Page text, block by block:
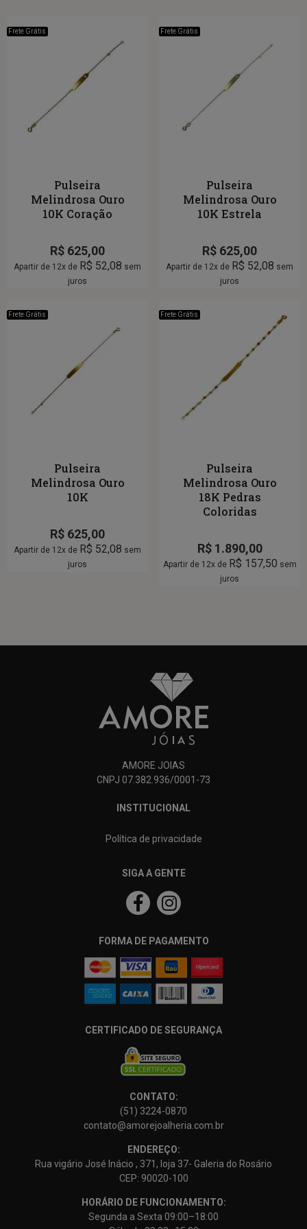
Frete Grátis
Pulseira
Melindrosa Ouro
10K Coração
R$ 625,00
Apartir de 12x de R$ 52,08 sem
juros
Frete Grátis
Pulseira
Melindrosa Ouro
10K Estrela
R$ 625,00
Apartir de 12x de R$ 52,08 sem
juros
Frete Grátis
Pulseira
Melindrosa Ouro
10K
R$ 625,00
Apartir de 12x de R$ 52,08 sem
juros
Frete Grátis
Pulseira
Melindrosa Ouro
18K Pedras
Coloridas
R$1.890,00
Apartir de 12x de R$ 157,50 sem
juros
AMORE JOIAS
CNPJ 07.382.936/0001-73
INSTITUCIONAL
Política de privacidade
SIGA A GENTE
FORMA DE PAGAMENTO
CERTIFICADO DE SEGURANÇA
CONTATO:
(51) 3224-0870
contato@amorejoalheria.com.br
ENDEREÇO:
Rua vigário José Inácio , 371, loja 37- Galeria do Rosário
CEP: 90020-100
HORÁRIO DE FUNCIONAMENTO:
Segunda a Sexta 09:00–18:00